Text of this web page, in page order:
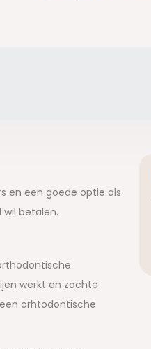
en een goede optie als
betalen.
werkt en zachte
orhtodontische